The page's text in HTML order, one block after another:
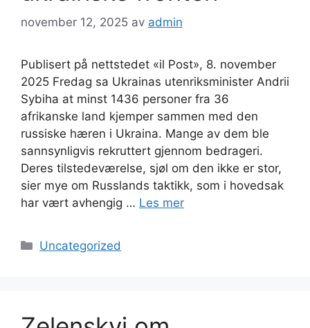
november 12, 2025 av admin
Publisert på nettstedet «il Post», 8. november
2025 Fredag ​​sa Ukrainas utenriksminister Andrii
Sybiha at minst 1436 personer fra 36
afrikanske land kjemper sammen med den
russiske hæren i Ukraina. Mange av dem ble
sannsynligvis rekruttert gjennom bedrageri.
Deres tilstedeværelse, sjøl om den ikke er stor,
sier mye om Russlands taktikk, som i hovedsak
har vært avhengig … Les mer
Kategorier
Uncategorized